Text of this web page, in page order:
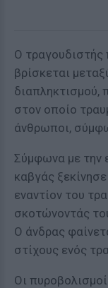
Ο τραγουδιστής
βρίσκεται
διαπληκτισμού,
στον οποίο
άνθρωποι,
Σύμφωνα με την
καβγάς
εναντίον του
σκοτώνοντάς
Ο άνδρας
στίχους ενός
Οι